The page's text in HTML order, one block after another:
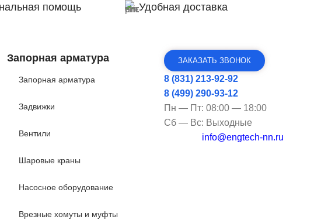
помощь Удобная доставка
Запорная арматура
Запорная арматура
Задвижки
Вентили
Шаровые краны
Насосное оборудование
Врезные хомуты и муфты
ЗАКАЗАТЬ ЗВОНОК
8 (831) 213-92-92
8 (499) 290-93-12
Пн — Пт: 08:00 — 18:00
Сб — Вс: Выходные
info@engtech-nn.ru